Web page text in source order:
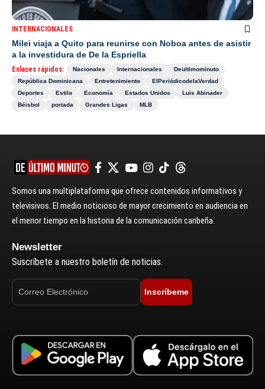
INTERNACIONALES
Milei viaja a Quito para reunirse con Noboa antes de asistir
a la investidura de De la Espriella
Enlaces rápidos: Nacionales Internacionales
Deultimominuto
República Dominicana
Entretenimiento
ElPeriódicodelaVerdad
Deportes
Estilo Economía Estados Unidos
Luis Abinader
Béisbol
portada Grandes Ligas MLB
Somos una multiplataforma que ofrece contenidos informativos y
televisivos. El medio noticioso de mayor crecimiento en audiencia en
el menor tiempo en la historia de la comunicación caribeña.
Newsletter
Suscríbete a nuestro boletín de noticias.
Inscríbeme